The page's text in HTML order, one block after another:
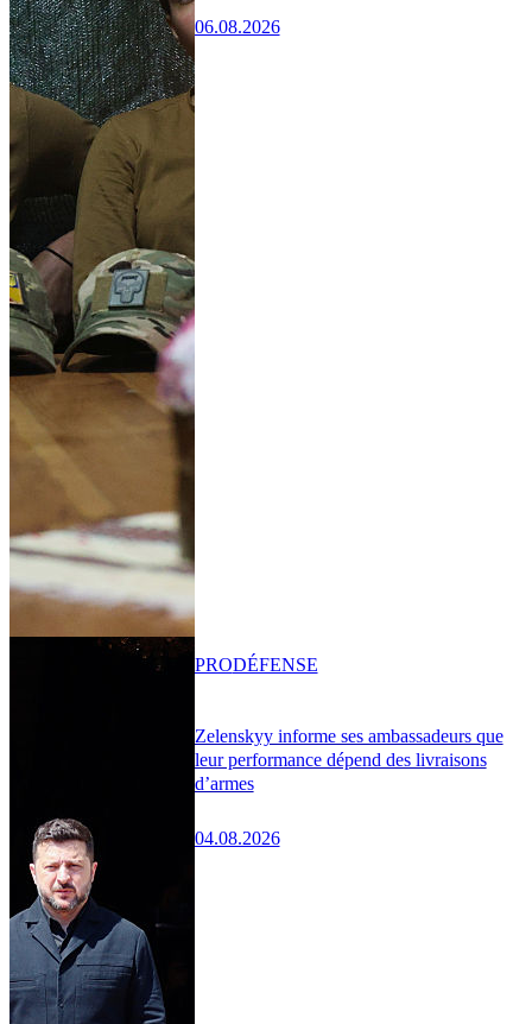
06.08.2026
Zelenskyy informe ses ambassadeurs que
leur performance dépend des livraisons
d’armes
04.08.2026
PRODÉFENSE